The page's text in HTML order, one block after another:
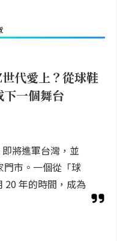
代愛上？從球鞋
一個舞台
將進軍台灣，並
門市。一個從「球
20 年的時間，成為